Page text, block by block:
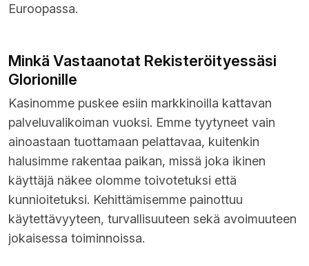
Euroopassa.
Minkä Vastaanotat Rekisteröityessäsi
Glorionille
Kasinomme puskee esiin markkinoilla kattavan
palveluvalikoiman vuoksi. Emme tyytyneet vain
ainoastaan tuottamaan pelattavaa, kuitenkin
halusimme rakentaa paikan, missä joka ikinen
käyttäjä näkee olomme toivotetuksi että
kunnioitetuksi. Kehittämisemme painottuu
käytettävyyteen, turvallisuuteen sekä avoimuuteen
jokaisessa toiminnoissa.